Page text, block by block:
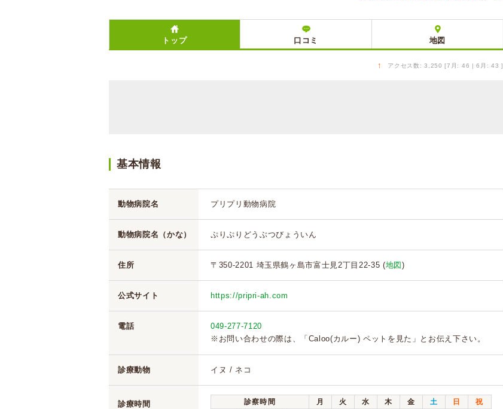
トップ 口コミ 地図
↑ アクセス数: 3,250 [7月: 46 | 6月: 43 ]
基本情報
動物病院名 プリプリ動物病院
動物病院名（かな） ぷりぷりどうぶつびょういん
住所 〒350-2201 埼玉県鶴ヶ島市富士見2丁目22-35 (地図 )
公式サイト https://pripri-ah.com
電話
049-277-7120
※お問い合わせの際は、「Caloo(カルー) ペットを見た」とお伝え下さい。
診療動物 イヌ / ネコ
診療時間 診察時間 月 火 水 木 金 土 日
祝